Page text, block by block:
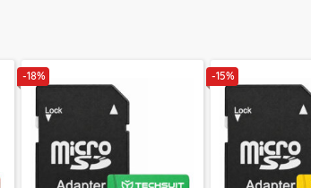
-18% -15%